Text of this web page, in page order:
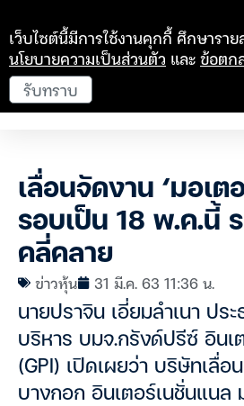
เลื่อนจัดงาน ‘มอเต
รอบเป็น 18 พ.ค.นี้
คลี่คลาย
ข่าวหุ้น 31 มี.ค. 63 11:36 น.
นายปราจิน เอี่ยมลำเนา ประ
บริหาร บมจ.กรังด์ปรีซ์ อินเ
(GPI) เปิดเผยว่า บริษัทเลื่อ
บางกอก อินเตอร์เนชั่นแนล
เว็บไซต์นี้มีการใช้งานคุกกี้ ศึกษาราย
นโยบายความเป็นส่วนตัว และข้อตก
รับทราบ